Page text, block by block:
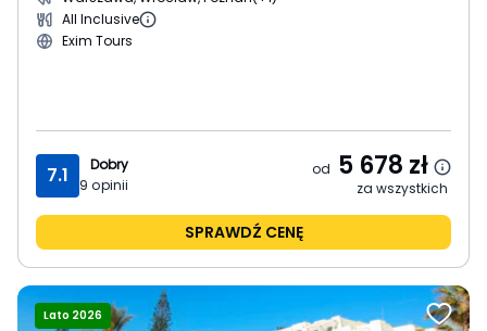
All Inclusive
Exim Tours
7.1
Dobry
9 opinii
od 5 678 zł
za wszystkich
SPRAWDŹ CENĘ
Lato 2026